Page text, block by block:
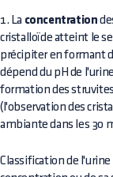
1. La concentration
cristalloïde atteint le
précipiter en formant
dépend du pH de
formation des
(l'observation des
ambiante dans les 30
Classification de